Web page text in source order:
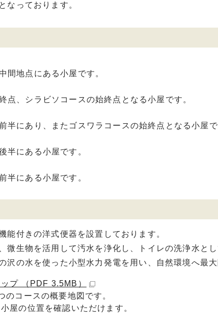
なっております。
間地点にある小屋です。
点、シラビソコースの始終点となる小屋です。
半にあり、またゴスワラコースの始終点となる小屋で
半にある小屋です。
半にある小屋です。
付きの洋式便器を設置しております。
微生物を活用して汚水を浄化し、トイレの洗浄水と
沢の水を使った小型水力発電を用い、自然環境へ最
プ （PDF 3.5MB）
のコースの概要地図です。
屋の位置を確認いただけます。